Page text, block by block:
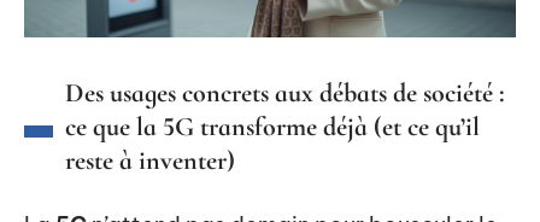
Des usages concrets aux débats de société :
ce que la 5G transforme déjà (et ce qu’il
reste à inventer)